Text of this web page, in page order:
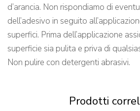
d’arancia. Non rispondiamo di
dell’adesivo in seguito
superfici. Prima dell’applicazione
superficie sia pulita e priva di
Non pulire con detergenti abrasivi.
Prodotti